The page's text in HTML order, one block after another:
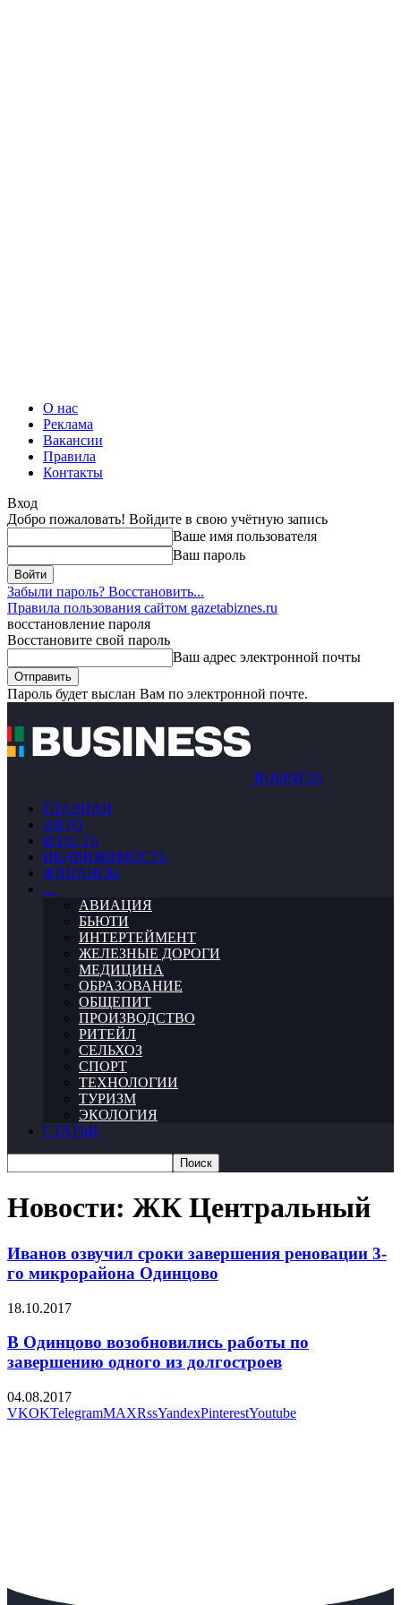
О нас
Реклама
Вакансии
Правила
Контакты
Вход
Добро пожаловать! Войдите в свою учётную запись
Ваше имя пользователя
Ваш пароль
Забыли пароль? Восстановить...
Правила пользования сайтом gazetabiznes.ru
восстановление пароля
Восстановите свой пароль
Ваш адрес электронной почты
Пароль будет выслан Вам по электронной почте.
BUSINESS
ГЛАВНАЯ
АВТО
ВЛАСТЬ
НЕДВИЖИМОСТЬ
ФИНАНСЫ
…
АВИАЦИЯ
БЬЮТИ
ИНТЕРТЕЙМЕНТ
ЖЕЛЕЗНЫЕ ДОРОГИ
МЕДИЦИНА
ОБРАЗОВАНИЕ
ОБЩЕПИТ
ПРОИЗВОДСТВО
РИТЕЙЛ
СЕЛЬХОЗ
СПОРТ
ТЕХНОЛОГИИ
ТУРИЗМ
ЭКОЛОГИЯ
СТАТЬИ
Новости: ЖК Центральный
Иванов озвучил сроки завершения реновации 3-
го микрорайона Одинцово
18.10.2017
В Одинцово возобновились работы по
завершению одного из долгостроев
04.08.2017
VKOKTelegramMAXRssYandexPinterestYoutube